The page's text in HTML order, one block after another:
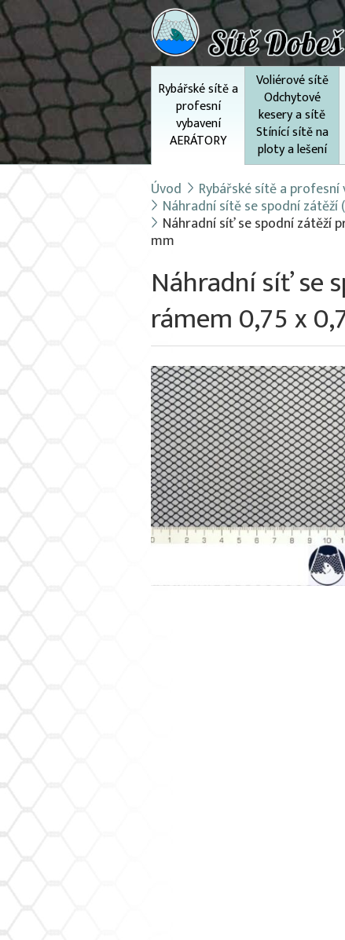
Rybářské sítě a
profesní
vybavení
AERÁTORY
Voliérové sítě
Odchytové
kesery a sítě
Stínící sítě na
ploty a lešení
Úvod Rybářské sítě a profesní
Náhradní sítě se spodní
Náhradní síť se spodní zátěží
mm
Náhradní síť se
rámem 0,75 x